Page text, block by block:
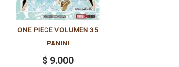
ONE PIECE VOLUMEN 35
PANINI
$ 9.000